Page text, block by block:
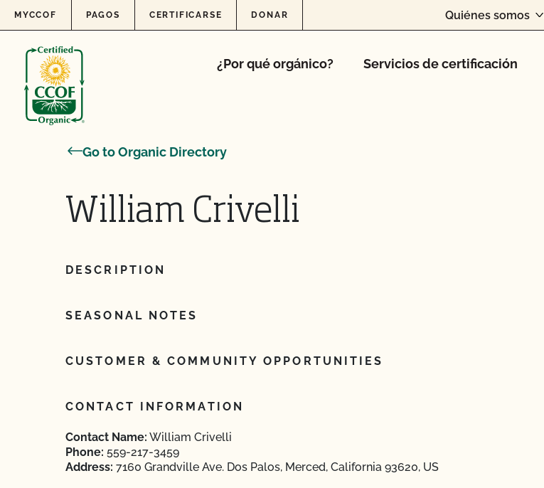
Skip to content
MYCCOF PAGOS CERTIFICARSE DONAR Quiénes somos
¿Por qué orgánico? Servicios de certificación
Go to Organic Directory
William Crivelli
DESCRIPTION
SEASONAL NOTES
CUSTOMER & COMMUNITY OPPORTUNITIES
CONTACT INFORMATION
Contact Name: William Crivelli
Phone: 559-217-3459
Address: 7160 Grandville Ave. Dos Palos, Merced, California 93620, US